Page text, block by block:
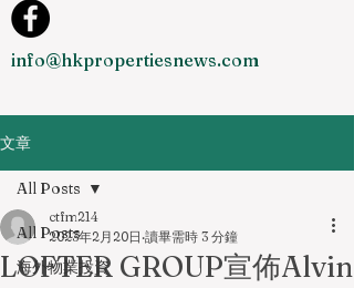
info@hkpropertiesnews.com
文章
All Posts
海外物業投資
All Posts
LOFTER GROUP宣佈Alvin
ctfm214
2023年2月20日 讀畢需時 3 分鐘